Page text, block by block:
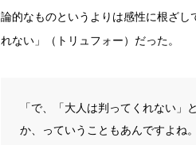
論的なものというよりは感性に根ざし
れない」（トリュフォー）だった。
「で、「大人は判ってくれない
か、っていうこともあんですよね